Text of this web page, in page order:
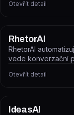
Otevřít detail
RhetorAI
RhetorAI
vede konverzační
Otevřít detail
IdeasAI